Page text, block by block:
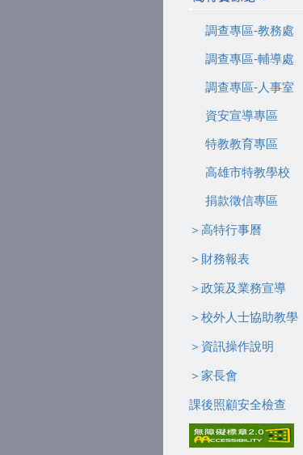
調查專區-教務處
調查專區-輔導處
調查專區-人事室
資安宣導專區
特教教育專區
高雄市特教學校
捐款徵信專區
＞高特行事曆
＞財務報表
＞政策及業務宣導
＞校外人士協助教學
＞資訊操作說明
＞家長會
課後照顧安全檢查